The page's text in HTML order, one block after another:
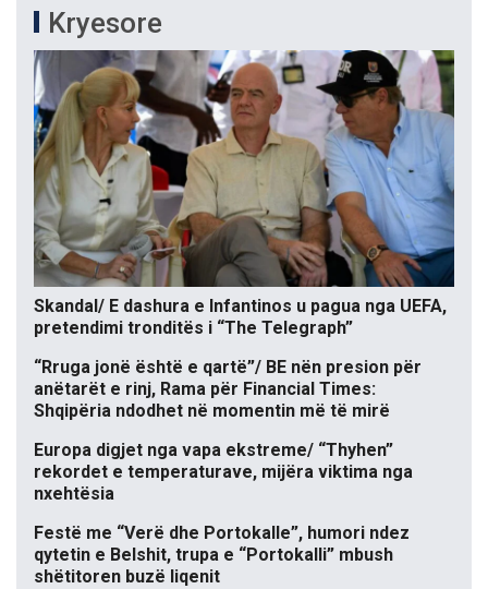
Kryesore
Skandal/ E dashura e Infantinos u pagua nga UEFA,
pretendimi tronditës i “The Telegraph”
“Rruga jonë është e qartë”/ BE nën presion për
anëtarët e rinj, Rama për Financial Times:
Shqipëria ndodhet në momentin më të mirë
Europa digjet nga vapa ekstreme/ “Thyhen”
rekordet e temperaturave, mijëra viktima nga
nxehtësia
Festë me “Verë dhe Portokalle”, humori ndez
qytetin e Belshit, trupa e “Portokalli” mbush
shëtitoren buzë liqenit